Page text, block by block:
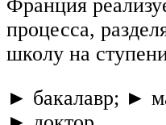
Франция
процесса,
школу на
► бакалавр; ►